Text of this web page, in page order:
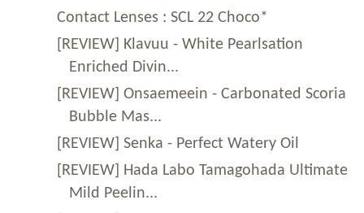
Contact Lenses : SCL 22 Choco*
[REVIEW] Klavuu - White Pearlsation
Enriched Divin...
[REVIEW] Onsaemeein - Carbonated Scoria
Bubble Mas...
[REVIEW] Senka - Perfect Watery Oil
[REVIEW] Hada Labo Tamagohada Ultimate
Mild Peelin...